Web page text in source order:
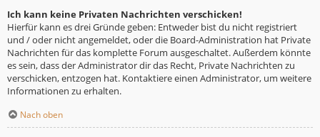
Ich kann keine Privaten Nachrichten verschicken!
Hierfür kann es drei Gründe geben: Entweder bist du nicht registriert
und / oder nicht angemeldet, oder die Board-Administration hat Private
Nachrichten für das komplette Forum ausgeschaltet. Außerdem könnte
es sein, dass der Administrator dir das Recht, Private Nachrichten zu
verschicken, entzogen hat. Kontaktiere einen Administrator, um weitere
Informationen zu erhalten.
Nach oben